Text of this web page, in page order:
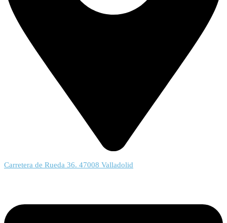
Carretera de Rueda 36. 47008 Valladolid